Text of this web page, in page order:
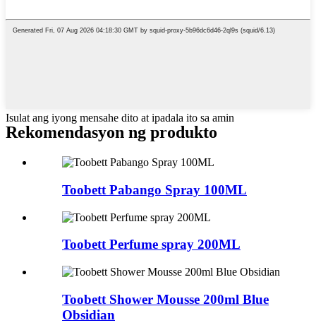
Isulat ang iyong mensahe dito at ipadala ito sa amin
Rekomendasyon ng produkto
Toobett Pabango Spray 100ML
Toobett Perfume spray 200ML
Toobett Shower Mousse 200ml Blue
Obsidian